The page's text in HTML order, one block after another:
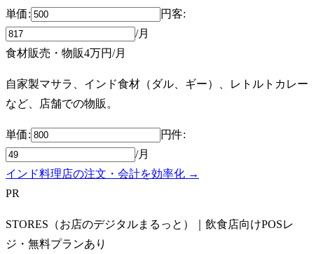
単価: 円客:
/月
食材販売・物販4万円/月
自家製マサラ、インド食材（ダル、ギー）、レトルトカレー
など、店舗での物販。
単価: 円件:
/月
インド料理店の注文・会計を効率化 →
PR
STORES（お店のデジタルまるっと）｜飲食店向けPOSレ
ジ・無料プランあり